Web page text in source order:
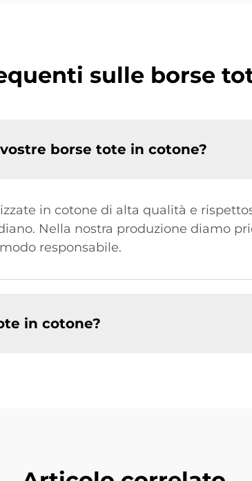
sulle borse
borse tote in cotone?
in cotone di alta qualità e
Nella nostra produzione diamo
responsabile.
in cotone?